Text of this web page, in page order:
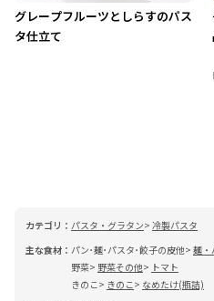
グレープフルーツとしらすのパス
タ仕立て
カテゴリ： パスタ・グラタン
冷製パスタ
主な食材： パン･麺･パスタ･餃子の皮他 麺・
野菜
野菜その他
トマト
きのこ
きのこ
なめたけ(瓶詰)